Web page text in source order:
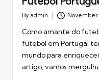
Posted
By admin November
Como amante do
futebol em Portugal
mundo para
artigo, vamos